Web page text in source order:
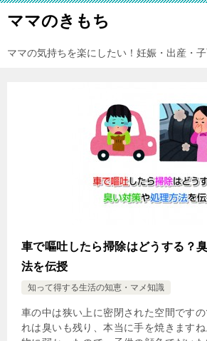
ママのきもち
ママの気持ちを楽にしたい！妊娠・出産・
車で嘔吐したら掃除はどうする？
法を伝授
知って得する生活の知恵・マメ知識
車の中は狭い上に密閉された空間です
れは臭いも残り、本当に手を焼きます